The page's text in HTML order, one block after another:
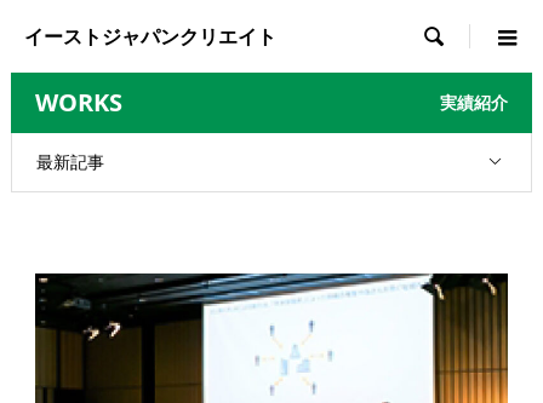
イーストジャパンクリエイト 
WORKS 実績紹介
最新記事